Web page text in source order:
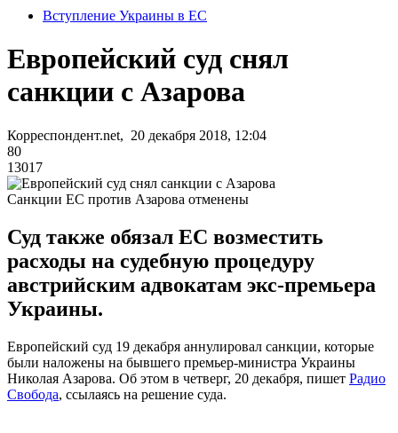
Вступление Украины в ЕС
Европейский суд снял
санкции с Азарова
Корреспондент.net, 20 декабря 2018, 12:04
80
13017
Санкции ЕС против Азарова отменены
Суд также обязал ЕС возместить
расходы на судебную процедуру
австрийским адвокатам экс-премьера
Украины.
Европейский суд 19 декабря аннулировал санкции, которые
были наложены на бывшего премьер-министра Украины
Николая Азарова. Об этом в четверг, 20 декабря, пишет Радио
Свобода, ссылаясь на решение суда.